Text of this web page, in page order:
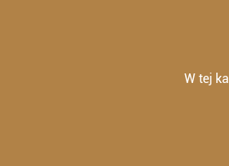
W tej